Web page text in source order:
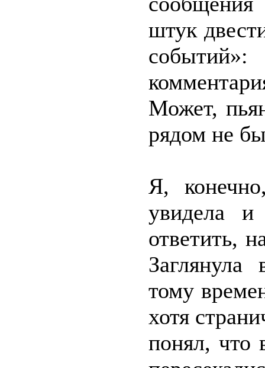
штук
Может,
рядом не
Я,
увидела
ответить,
тому
хотя
понял, что